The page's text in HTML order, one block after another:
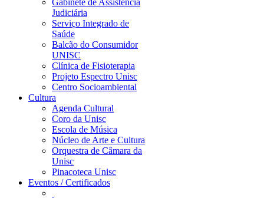
Gabinete de Assistência
Judiciária
Serviço Integrado de
Saúde
Balcão do Consumidor
UNISC
Clínica de Fisioterapia
Projeto Espectro Unisc
Centro Socioambiental
Cultura
Agenda Cultural
Coro da Unisc
Escola de Música
Núcleo de Arte e Cultura
Orquestra de Câmara da
Unisc
Pinacoteca Unisc
Eventos / Certificados